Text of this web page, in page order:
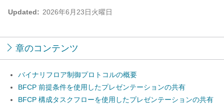
Updated: 2026年6月23日火曜日
章のコンテンツ
バイナリフロア制御プロトコルの概要
BFCP 前提条件を使用したプレゼンテーションの共有
BFCP 構成タスクフローを使用したプレゼンテーションの共有